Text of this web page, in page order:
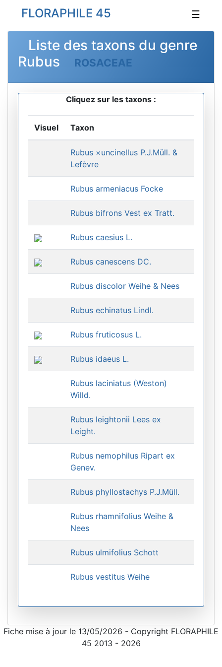
FLORAPHILE 45 ☰
Liste des taxons du genre
Rubus
ROSACEAE
Cliquez sur les taxons :
Visuel Taxon
Rubus ×uncinellus P.J.Müll. &
Lefèvre
Rubus armeniacus Focke
Rubus bifrons Vest ex Tratt.
Rubus caesius L.
Rubus canescens DC.
Rubus discolor Weihe & Nees
Rubus echinatus Lindl.
Rubus fruticosus L.
Rubus idaeus L.
Rubus laciniatus (Weston)
Willd.
Rubus leightonii Lees ex
Leight.
Rubus nemophilus Ripart ex
Genev.
Rubus phyllostachys P.J.Müll.
Rubus rhamnifolius Weihe &
Nees
Rubus ulmifolius Schott
Rubus vestitus Weihe
Fiche mise à jour le 13/05/2026 - Copyright FLORAPHILE
45 2013 - 2026